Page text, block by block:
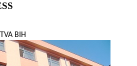
BIH